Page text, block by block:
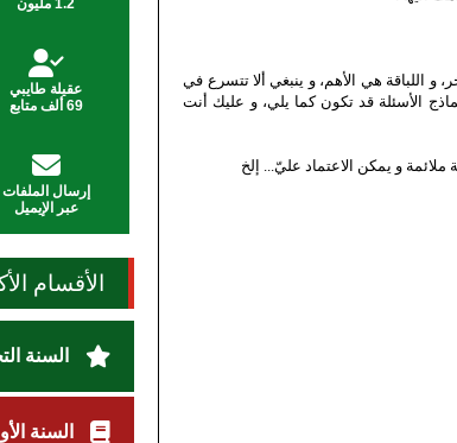
و اللباقة هي الأهم، و ينبغي ألا تتسرع في
الأسئلة قد تكون كما يلي، و عليك أنت
و يمكن الاعتماد عليّ... إلخ
عقيلة طايبي
69 ألف متابع
إرسال الملفات
عبر الإيميل
الأقسام
السنة
السنة